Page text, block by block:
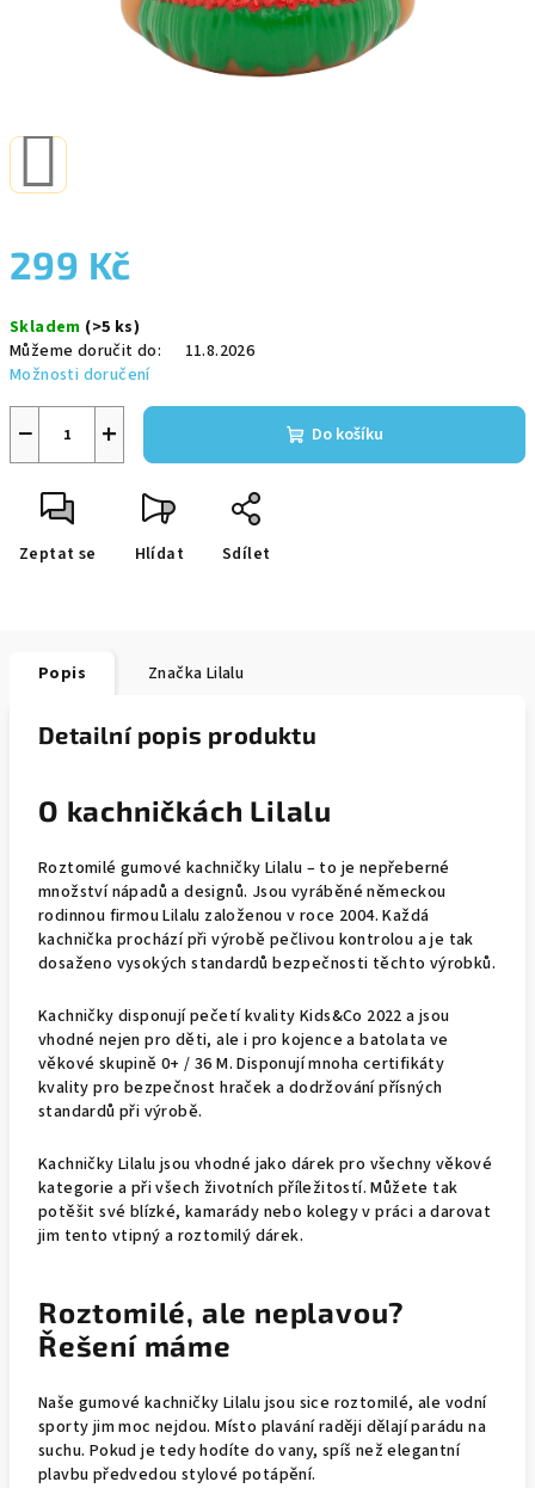
299 Kč
cena:
Skladem (>5 ks)
Můžeme doručit do:
11.8.2026
Možnosti doručení
+
− Do košíku
Zeptat se Hlídat Sdílet
Popis Značka Lilalu
Detailní popis produktu
O kachničkách Lilalu
Roztomilé gumové kachničky Lilalu – to je nepřeberné
množství nápadů a designů. Jsou vyráběné německou
rodinnou firmou Lilalu založenou v roce 2004. Každá
kachnička prochází při výrobě pečlivou kontrolou a je tak
dosaženo vysokých standardů bezpečnosti těchto výrobků.
Kachničky disponují pečetí kvality Kids&Co 2022 a jsou
vhodné nejen pro děti, ale i pro kojence a batolata ve
věkové skupině 0+ / 36 M. Disponují mnoha certifikáty
kvality pro bezpečnost hraček a dodržování přísných
standardů při výrobě.
Kachničky Lilalu jsou vhodné jako dárek pro všechny věkové
kategorie a při všech životních příležitostí. Můžete tak
potěšit své blízké, kamarády nebo kolegy v práci a darovat
jim tento vtipný a roztomilý dárek.
Roztomilé, ale neplavou?
Řešení máme
Naše gumové kachničky Lilalu jsou sice roztomilé, ale vodní
sporty jim moc nejdou. Místo plavání raději dělají parádu na
suchu. Pokud je tedy hodíte do vany, spíš než elegantní
plavbu předvedou stylové potápění.